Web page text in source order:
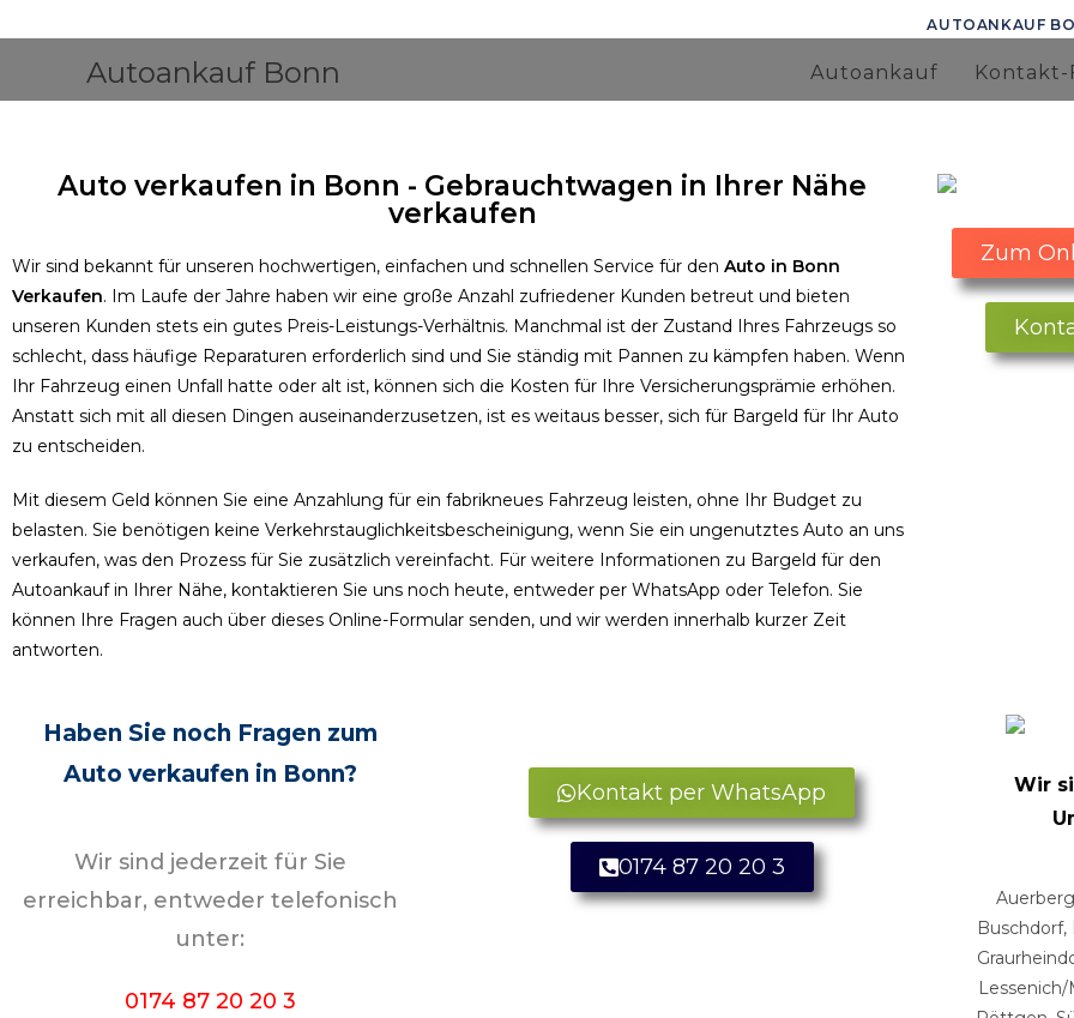
AUTOANKAUF
Autoankauf Bonn Autoankauf
Auto verkaufen in Bonn - Gebrauchtwagen in Ihrer Nähe
verkaufen
Wir sind bekannt für unseren hochwertigen, einfachen und schnellen Service für den Auto in Bonn
Verkaufen. Im Laufe der Jahre haben wir eine große Anzahl zufriedener Kunden betreut und bieten
unseren Kunden stets ein gutes Preis-Leistungs-Verhältnis. Manchmal ist der Zustand Ihres Fahrzeugs so
schlecht, dass häufige Reparaturen erforderlich sind und Sie ständig mit Pannen zu kämpfen haben. Wenn
Ihr Fahrzeug einen Unfall hatte oder alt ist, können sich die Kosten für Ihre Versicherungsprämie erhöhen.
Anstatt sich mit all diesen Dingen auseinanderzusetzen, ist es weitaus besser, sich für Bargeld für Ihr Auto
zu entscheiden.
Mit diesem Geld können Sie eine Anzahlung für ein fabrikneues Fahrzeug leisten, ohne Ihr Budget zu
belasten. Sie benötigen keine Verkehrstauglichkeitsbescheinigung, wenn Sie ein ungenutztes Auto an uns
verkaufen, was den Prozess für Sie zusätzlich vereinfacht. Für weitere Informationen zu Bargeld für den
Autoankauf in Ihrer Nähe, kontaktieren Sie uns noch heute, entweder per WhatsApp oder Telefon. Sie
können Ihre Fragen auch über dieses Online-Formular senden, und wir werden innerhalb kurzer Zeit
antworten.
Zum
Haben Sie noch Fragen zum
Auto verkaufen in Bonn?
Wir sind jederzeit für Sie
erreichbar, entweder telefonisch
unter:
0174 87 20 20 3
Kontakt per WhatsApp
0174 87 20 20 3
Wir